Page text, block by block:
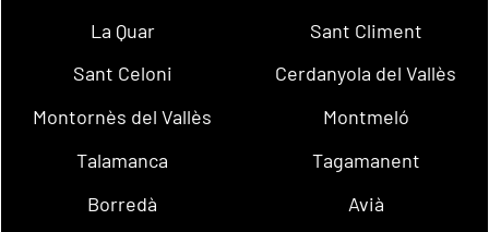
La Quar
Sant Climent
Sant Celoni
Cerdanyola del Vallès
Montornès del Vallès
Montmeló
Talamanca
Tagamanent
Borredà
Avià